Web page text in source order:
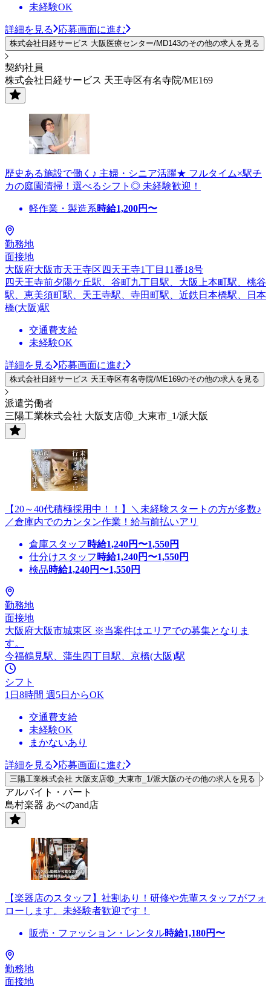
未経験OK
詳細を見る 応募画面に進む
株式会社日経サービス 大阪医療センター/MD143のその他の求人を見る
契約社員
株式会社日経サービス 天王寺区有名寺院/ME169
歴史ある施設で働く♪ 主婦・シニア活躍★ フルタイム×駅チ
カの庭園清掃！選べるシフト◎ 未経験歓迎！
軽作業・製造系時給1,200円〜
勤務地
面接地
大阪府大阪市天王寺区四天王寺1丁目11番18号
四天王寺前夕陽ケ丘駅、谷町九丁目駅、大阪上本町駅、桃谷
駅、恵美須町駅、天王寺駅、寺田町駅、近鉄日本橋駅、日本
橋(大阪)駅
交通費支給
未経験OK
詳細を見る 応募画面に進む
株式会社日経サービス 天王寺区有名寺院/ME169のその他の求人を見る
派遣労働者
三陽工業株式会社 大阪支店⑩_大東市_1/派大阪
【20～40代積極採用中！！】＼未経験スタートの方が多数♪
／倉庫内でのカンタン作業！給与前払いアリ
倉庫スタッフ 時給1,240円〜1,550円
仕分けスタッフ 時給1,240円〜1,550円
検品時給1,240円〜1,550円
勤務地
面接地
大阪府大阪市城東区 ※当案件はエリアでの募集となりま
す。
今福鶴見駅、蒲生四丁目駅、京橋(大阪)駅
シフト
1日8時間 週5日からOK
交通費支給
未経験OK
まかないあり
詳細を見る 応募画面に進む
三陽工業株式会社 大阪支店⑩_大東市_1/派大阪のその他の求人を見る
アルバイト・パート
島村楽器 あべのand店
【楽器店のスタッフ】社割あり！研修や先輩スタッフがフォ
ローします。未経験者歓迎です！
販売・ファッション・レンタル時給1,180円〜
勤務地
面接地